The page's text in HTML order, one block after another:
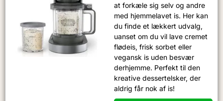
at forkæle sig selv og andre
med hjemmelavet is. Her kan
du finde et lækkert udvalg,
uanset om du vil lave cremet
flødeis, frisk sorbet eller
vegansk is uden besvær
derhjemme. Perfekt til den
kreative dessertelsker, der
aldrig får nok af is!